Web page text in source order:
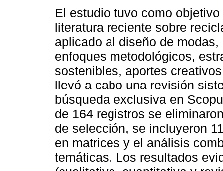
El estudio tuvo como
literatura reciente sobre
aplicado al diseño de modas,
enfoques metodológicos,
sostenibles, aportes
llevó a cabo una revisión
búsqueda exclusiva en
de 164 registros se
de selección, se incluyeron
en matrices y el análisis
temáticas. Los resultados